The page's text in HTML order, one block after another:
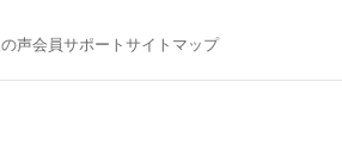
声会員サポートサイトマップ